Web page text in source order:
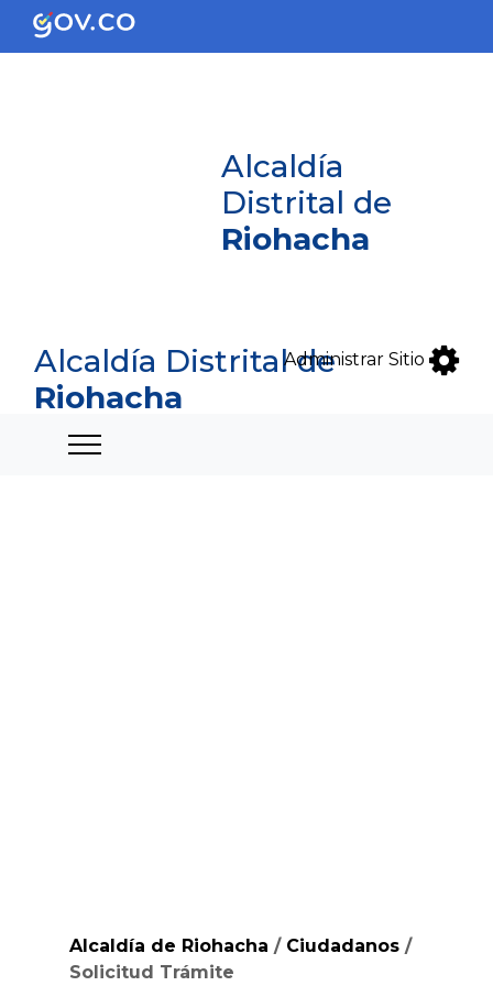
Alcaldía
Distrital de
Riohacha
Alcaldía Distrital de
Riohacha
Administrar Sitio
Alcaldía de Riohacha / Ciudadanos /
Solicitud Trámite